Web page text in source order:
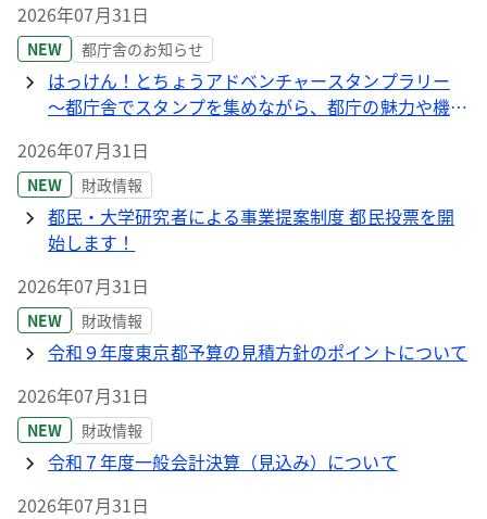
2026年07月31日
NEW 都庁舎のお知らせ
はっけん！とちょうアドベンチャースタンプラリー
～都庁舎でスタンプを集めながら、都庁の魅力や機能
2026年07月31日
NEW 財政情報
都民・大学研究者による事業提案制度 都民投票を開
始します！
2026年07月31日
NEW 財政情報
令和９年度東京都予算の見積方針のポイントについて
2026年07月31日
NEW 財政情報
令和７年度一般会計決算（見込み）について
2026年07月31日